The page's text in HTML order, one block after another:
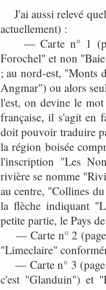
J'ai aussi relevé
actuellement) :
— Carte n° 1
Forochel" et non
; au nord-est, "Monts
Angmar") ou alors
l'est, on devine le
française, il s'agit en
doit pouvoir traduire
la région boisée
l'inscription "Les
rivière se nomme
au centre, "Collines
la flèche indiquant
petite partie, le Pays
— Carte n° 2 (page
"Limeclaire"
— Carte n° 3 (page
c'est "Glanduin") et